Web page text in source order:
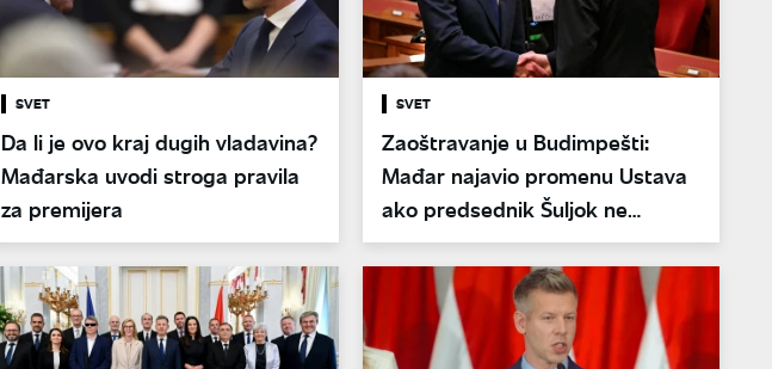
SVET
Da li je ovo kraj dugih vladavina?
Mađarska uvodi stroga pravila
za premijera
SVET
Zaoštravanje u Budimpešti:
Mađar najavio promenu Ustava
ako predsednik Šuljok ne
podnese ostavku